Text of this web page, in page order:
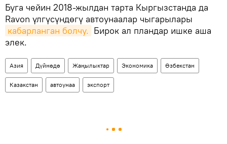
Буга чейин 2018-жылдан тарта Кыргызстанда да
Ravon үлгүсүндөгү автоунаалар чыгарылары
кабарланган болчу. Бирок ал пландар ишке аша
элек.
Азия Дүйнөдө Жаңылыктар Экономика Өзбекстан
Казакстан автоунаа экспорт